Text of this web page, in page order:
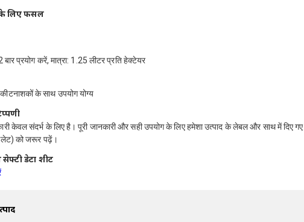
लिए फसलें
बार प्रयोग करें, मात्रा: 1.25 लीटर प्रति हेक्टेयर
के साथ उपयोग योग्य
केवल संदर्भ के लिए है। पूरी जानकारी और सही उपयोग के लिए हमेशा उत्पाद के लेबल और साथ में दिए गए
को जरूर पढ़ें।
सेफ्टी डेटा शीट